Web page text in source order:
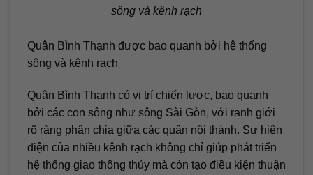
sông và kênh rạch
Quận Bình Thạnh được bao quanh bởi hệ thống
sông và kênh rạch
Quận Bình Thạnh có vị trí chiến lược, bao quanh
bởi các con sông như sông Sài Gòn, với ranh giới
rõ ràng phân chia giữa các quận nội thành. Sự hiện
diện của nhiều kênh rạch không chỉ giúp phát triển
hệ thống giao thông thủy mà còn tạo điều kiện thuận